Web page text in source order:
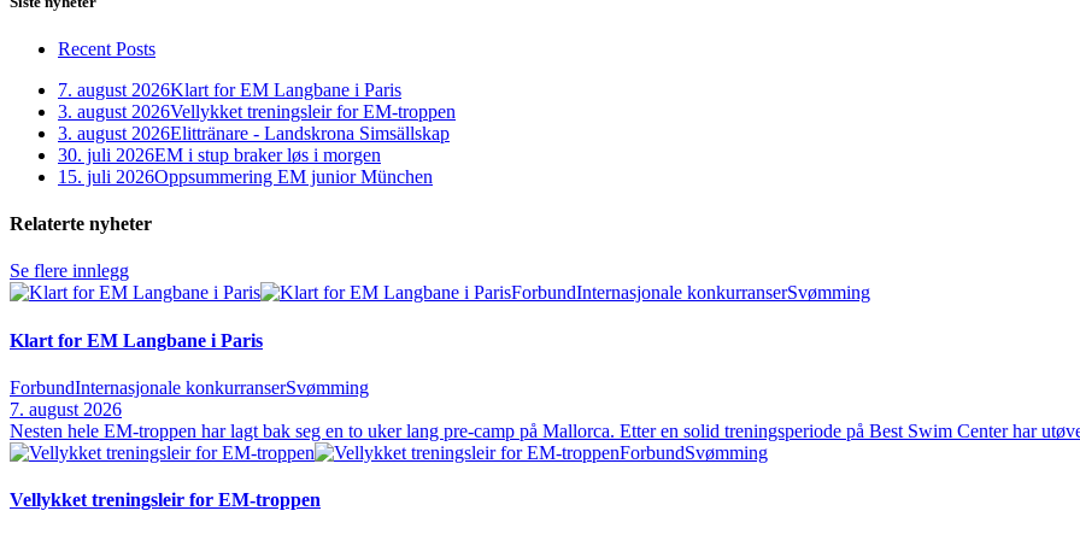
Recent Posts
7. august 2026Klart for EM Langbane i Paris
3. august 2026Vellykket treningsleir for EM-troppen
3. august 2026Elittränare - Landskrona Simsällskap
30. juli 2026EM i stup braker løs i morgen
15. juli 2026Oppsummering EM junior München
Relaterte nyheter
Se flere innlegg
ForbundInternasjonale konkurranserSvømming
Klart for EM Langbane i Paris
ForbundInternasjonale konkurranserSvømming
7. august 2026
Nesten hele EM‑troppen har lagt bak seg en to uker lang pre‑camp på Mallorca. Etter en solid treningsperiode på Best Swim Center har
ForbundSvømming
Vellykket treningsleir for EM-troppen